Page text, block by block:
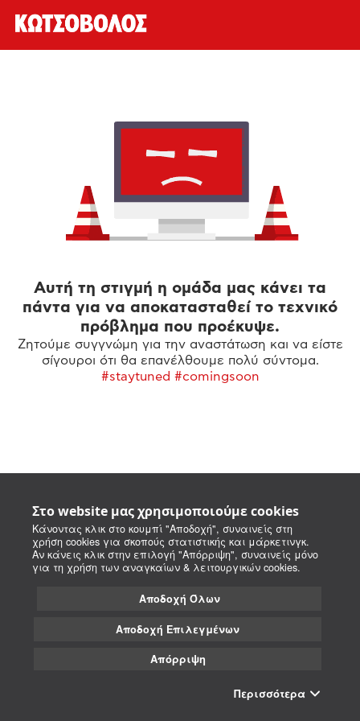
Στο website μας χρησιμοποιούμε cookies
Κάνοντας κλικ στο κουμπί "Αποδοχή", συναινείς στη
χρήση cookies για σκοπούς στατιστικής και μάρκετινγκ.
Αν κάνεις κλικ στην επιλογή "Απόρριψη", συναινείς μόνο
για τη χρήση των αναγκαίων & λειτουργικών cookies.
Αποδοχή Όλων
Αποδοχή Επιλεγμένων
Απόρριψη
Περισσότερα
Αυτή τη στιγμή η ομάδα μας κάνει τα
πάντα για να αποκατασταθεί το τεχνικό
πρόβλημα που προέκυψε.
Ζητούμε συγγνώμη για την αναστάτωση και να είστε
σίγουροι ότι θα επανέλθουμε πολύ σύντομα.
#staytuned #comingsoon